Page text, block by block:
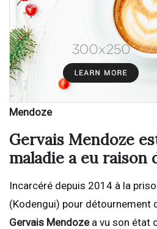
Mendoze
Gervais Mendoze
maladie a eu raison
Incarcéré depuis 2014 à la
(Kodengui) pour détournement
Gervais Mendozea vu son état